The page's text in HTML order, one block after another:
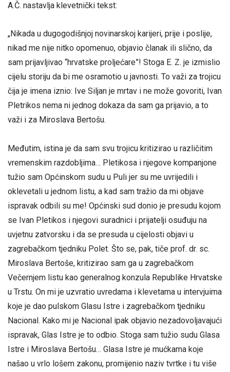
A.Č. nastavlja klevetnički tekst:
„Nikada u dugogodišnjoj novinarskoj karijeri, prije i poslije,
nikad me nije nitko opomenuo, objavio članak ili slično, da
sam prijavljivao “hrvatske proljećare”! Stoga E. Z. je izmislio
cijelu storiju da bi me osramotio u javnosti. To važi za trojicu
čija je imena iznio: Ive Siljan je mrtav i ne može govoriti, Ivan
Pletrikos nema ni jednog dokaza da sam ga prijavio, a to
važi i za Miroslava Bertošu.
Međutim, istina je da sam svu trojicu kritizirao u različitim
vremenskim razdobljima… Pletikosa i njegove kompanjone
tužio sam Općinskom sudu u Puli jer su me uvrijedili i
oklevetali u jednom listu, a kad sam tražio da mi objave
ispravak odbili su me! Općinski sud donio je presudu kojom
se Ivan Pletikos i njegovi suradnici i prijatelji osuđuju na
uvjetnu zatvorsku i da se presuda u cijelosti objavi u
zagrebačkom tjedniku Polet. Što se, pak, tiče prof. dr. sc.
Miroslava Bertoše, kritizirao sam ga u zagrebačkom
Večernjem listu kao generalnog konzula Republike Hrvatske
u Trstu. On mi je uzvratio uvredama i klevetama u intervjuima
koje je dao pulskom Glasu Istre i zagrebačkom tjedniku
Nacional. Kako mi je Nacional ipak objavio nezadovoljavajući
ispravak, Glas Istre je to odbio. Stoga sam tužio sudu Glasa
Istre i Miroslava Bertošu… Glasa Istre je mućkama koje
našao u vrlo lošem zakonu, promijenio naziv tvrtke i tu više